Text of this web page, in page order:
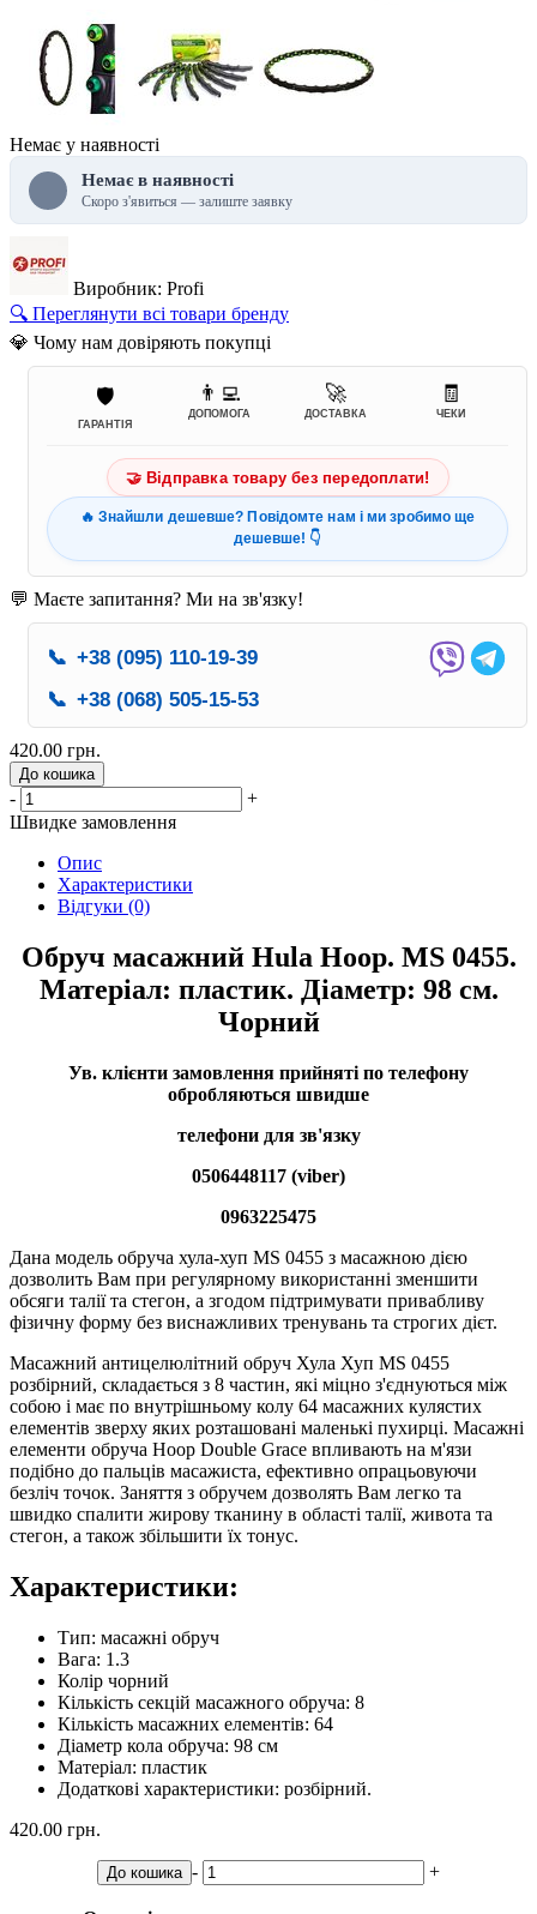
Немає у наявності
Немає в наявності
Скоро з'явиться — залиште заявку
Виробник: Profi
🔍 Переглянути всі товари бренду
💎 Чому нам довіряють покупці
🛡️
ГАРАНТІЯ
👨‍💻
ДОПОМОГА
🚀
ДОСТАВКА
🧾
ЧЕКИ
🤝 Відправка товару без передоплати!
🔥 Знайшли дешевше? Повідомте нам і ми зробимо ще
дешевше! 👇
💬 Маєте запитання? Ми на зв'язку!
📞 +38 (095) 110-19-39
📞 +38 (068) 505-15-53
420.00 грн.
До кошика
-
+
Швидке замовлення
Опис
Характеристики
Відгуки (0)
Обруч масажний Hula Hoop. MS 0455.
Матеріал: пластик. Діаметр: 98 см.
Чорний
Ув. клієнти замовлення прийняті по телефону
обробляються швидше
телефони для зв'язку
0506448117 (viber)
0963225475
Дана модель обруча хула-хуп MS 0455 з масажною дією
дозволить Вам при регулярному використанні зменшити
обсяги талії та стегон, а згодом підтримувати привабливу
фізичну форму без виснажливих тренувань та строгих дієт.
Масажний антицелюлітний обруч Хула Хуп MS 0455
розбірний, складається з 8 частин, які міцно з'єднуються між
собою і має по внутрішньому колу 64 масажних кулястих
елементів зверху яких розташовані маленькі пухирці. Масажні
елементи обруча Hoop Double Grace впливають на м'язи
подібно до пальців масажиста, ефективно опрацьовуючи
безліч точок. Заняття з обручем дозволять Вам легко та
швидко спалити жирову тканину в області талії, живота та
стегон, а також збільшити їх тонус.
Характеристики:
Тип: масажні обруч
Вага: 1.3
Колір чорний
Кількість секцій масажного обруча: 8
Кількість масажних елементів: 64
Діаметр кола обруча: 98 см
Матеріал: пластик
Додаткові характеристики: розбірний.
420.00 грн.
До кошика - +